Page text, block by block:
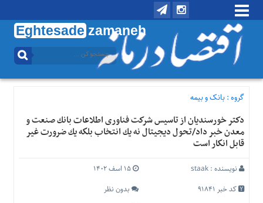
Eghtesade zamaneh
منوی
تماس
درباره
منوی
اصلی
خانه
گروه :بانک و بیمه
دكتر خورسندیان از تاسیس شركت فناوری اطلاعات بانك صنعت و
معدن خبر داد/تحول دیجیتال نه یك انتخاب بلكه یك ضرورت غیر
قابل انكار است
نویسنده :staak
۱۵ اسف ۱۴۰۲
کد خبر 91841
بدون نظر